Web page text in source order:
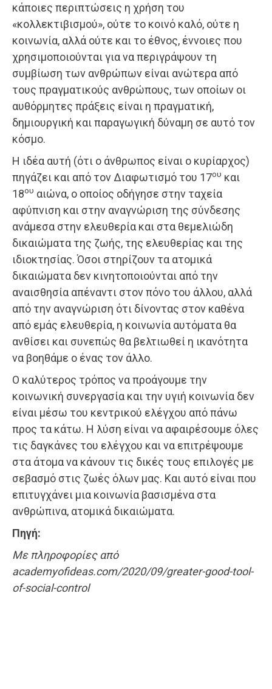
κάποιες περιπτώσεις η χρήση του
«κολλεκτιβισμού», ούτε το κοινό καλό, ούτε η
κοινωνία, αλλά ούτε και το έθνος, έννοιες που
χρησιμοποιούνται για να περιγράψουν τη
συμβίωση των ανθρώπων είναι ανώτερα από
τους πραγματικούς ανθρώπους, των οποίων οι
αυθόρμητες πράξεις είναι η πραγματική,
δημιουργική και παραγωγική δύναμη σε αυτό τον
κόσμο.
Η ιδέα αυτή (ότι ο άνθρωπος είναι ο κυρίαρχος)
πηγάζει και από τον Διαφωτισμό του 17ου και
18ου αιώνα, ο οποίος οδήγησε στην ταχεία
αφύπνιση και στην αναγνώριση της σύνδεσης
ανάμεσα στην ελευθερία και στα θεμελιώδη
δικαιώματα της ζωής, της ελευθερίας και της
ιδιοκτησίας. Όσοι στηρίζουν τα ατομικά
δικαιώματα δεν κινητοποιούνται από την
αναισθησία απέναντι στον πόνο του άλλου, αλλά
από την αναγνώριση ότι δίνοντας στον καθένα
από εμάς ελευθερία, η κοινωνία αυτόματα θα
ανθίσει και συνεπώς θα βελτιωθεί η ικανότητα
να βοηθάμε ο ένας τον άλλο.
Ο καλύτερος τρόπος να προάγουμε την
κοινωνική συνεργασία και την υγιή κοινωνία δεν
είναι μέσω του κεντρικού ελέγχου από πάνω
προς τα κάτω. Η λύση είναι να αφαιρέσουμε όλες
τις δαγκάνες του ελέγχου και να επιτρέψουμε
στα άτομα να κάνουν τις δικές τους επιλογές με
σεβασμό στις ζωές όλων μας. Και αυτό είναι που
επιτυγχάνει μια κοινωνία βασισμένα στα
ανθρώπινα, ατομικά δικαιώματα.
Πηγή:
Με πληροφορίες από
academyofideas.com/2020/09/greater-good-tool-
of-social-control